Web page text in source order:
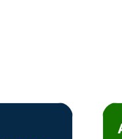
o Aprova